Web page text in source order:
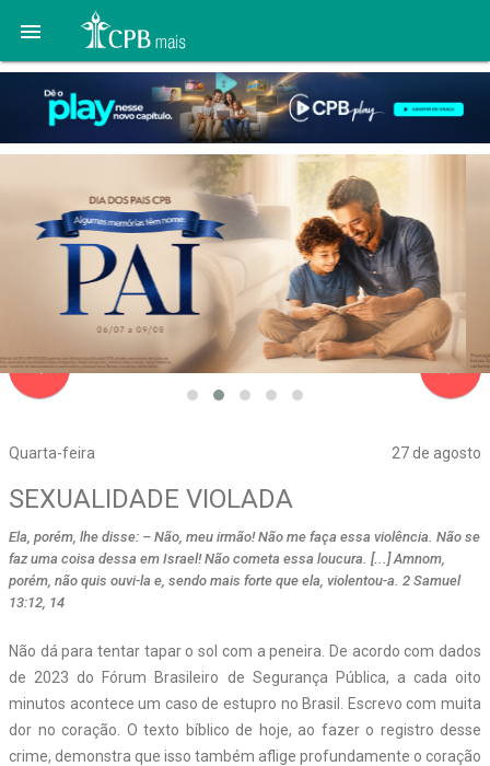

Quarta-feira 27 de agosto
navigate_before
SEXUALIDADE VIOLADA
Ela, porém, lhe disse: – Não, meu irmão! Não me faça essa violência. Não se
faz uma coisa dessa em Israel! Não cometa essa loucura. [...] Amnom,
porém, não quis ouvi-la e, sendo mais forte que ela, violentou-a. 2 Samuel
13:12, 14
Não dá para tentar tapar o sol com a peneira. De acordo com dados
de 2023 do Fórum Brasileiro de Segurança Pública, a cada oito
minutos acontece um caso de estupro no Brasil. Escrevo com muita
dor no coração. O texto bíblico de hoje, ao fazer o registro desse
crime, demonstra que isso também aflige profundamente o coração
navigate_next